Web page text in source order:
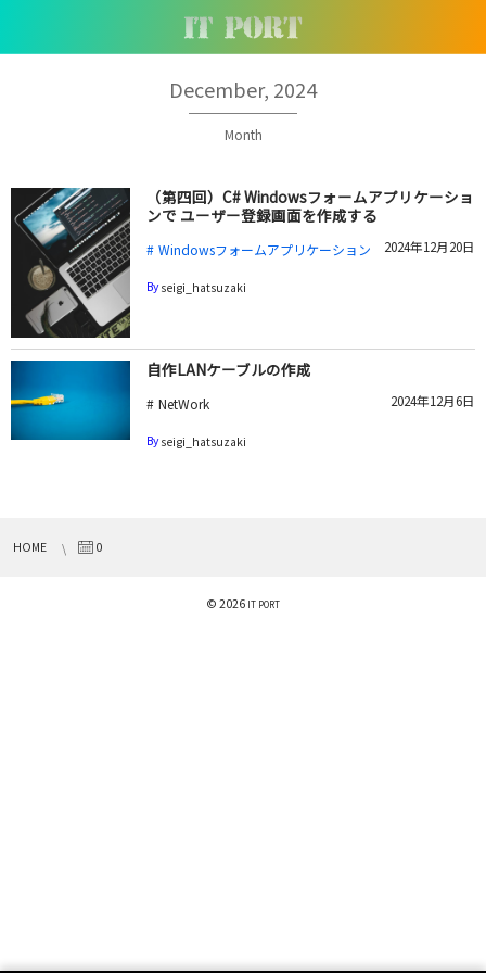
December, 2024
Month
（第四回）C# Windowsフォームアプリケーショ
ンで ユーザー登録画面を作成する
Windowsフォームアプリケーション 2024年12月20日
Byseigi_hatsuzaki
自作LANケーブルの作成
NetWork 2024年12月6日
Byseigi_hatsuzaki
HOME 0
© 2026 IT PORT